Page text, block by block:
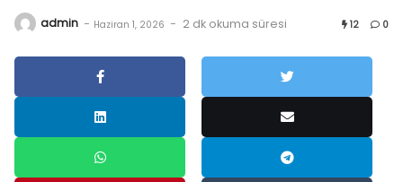
admin - Haziran 1, 2026 - 2 dk okuma süresi 12 0